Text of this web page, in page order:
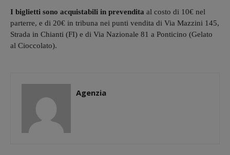
I biglietti sono acquistabili in prevendita al costo di 10€ nel
parterre, e di 20€ in tribuna nei punti vendita di Via Mazzini 145,
Strada in Chianti (FI) e di Via Nazionale 81 a Ponticino (Gelato
al Cioccolato).
Agenzia